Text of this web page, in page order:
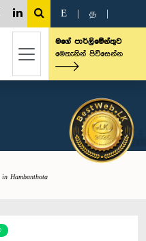
E த
මගේ පාර්ලිමේන්තුව
මෙතැනින් පිවිසෙන්න
in Hambanthota